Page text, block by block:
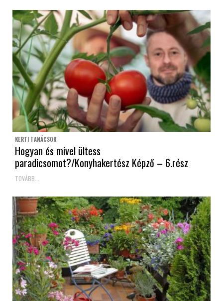
KERTI TANÁCSOK
Hogyan és mivel ültess
paradicsomot?/Konyhakertész Képző – 6.rész
TOVÁBB...